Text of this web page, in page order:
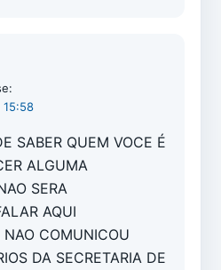
SABER QUEM VOCE É
ALGUMA
SERA
AQUI
COMUNICOU
DA SECRETARIA DE